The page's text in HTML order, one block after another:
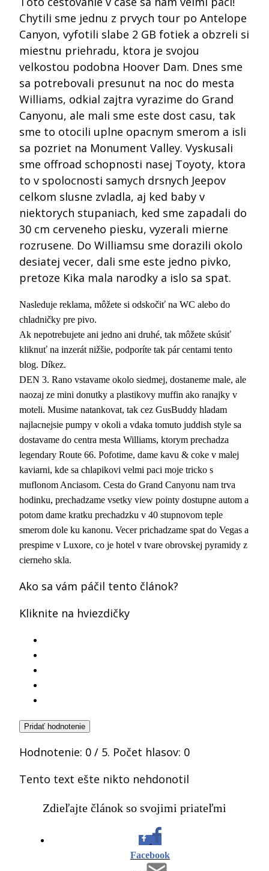
Chytili sme jednu z prvych tour po Antelope
Canyon, vyfotili slabe 2 GB fotiek a obzreli si
miestnu priehradu, ktora je svojou
velkostou podobna Hoover Dam. Dnes sme
sa potrebovali presunut na noc do mesta
Williams, odkial zajtra vyrazime do Grand
Canyonu, ale mali sme este dost casu, tak
sme to otocili uplne opacnym smerom a isli
sa pozriet na Monument Valley. Vyskusali
sme offroad schopnosti nasej Toyoty, ktora
to v spolocnosti samych drsnych Jeepov
celkom slusne zvladla, aj ked baby v
niektorych stupaniach, ked sme zapadali do
30 cm cerveneho piesku, vyzerali mierne
rozrusene. Do Williamsu sme dorazili okolo
desiatej vecer, dali sme este jedno pivko,
pretoze Kika mala narodky a islo sa spat.
Nasleduje reklama, môžete si odskočiť na WC alebo do
chladničky pre pivo.
Ak nepotrebujete ani jedno ani druhé, tak môžete skúsiť
kliknuť na inzerát nižšie, podporíte tak pár centami tento
blog. Díkez.
DEN 3. Rano vstavame okolo siedmej, dostaneme male, ale
naozaj ze mini donutky a plastikovy muffin ako ranajky v
moteli. Musime natankovat, tak cez GusBuddy hladam
najlacnejsie pumpy v okoli a vdaka tomuto juddish style sa
dostavame do centra mesta Williams, ktorym prechadza
legendary Route 66. Pofotime, dame kavu & coke v malej
kaviarni, kde sa chlapikovi velmi paci moje tricko s
muflonom Anciasom. Cesta do Grand Canyonu nam trva
hodinku, prechadzame vsetky view pointy dostupne autom a
potom dame kratku prechadzku v 40 stupnovom teple
smerom dole ku kanonu. Vecer prichadzame spat do Vegas a
prespime v Luxore, co je hotel v tvare obrovskej pyramidy z
cierneho skla.
Ako sa vám páčil tento článok?
Kliknite na hviezdičky
Pridať hodnotenie
Hodnotenie: 0 / 5. Počet hlasov: 0
Tento text ešte nikto nehdonotil
Zdieľajte článok so svojimi priateľmi
Facebook